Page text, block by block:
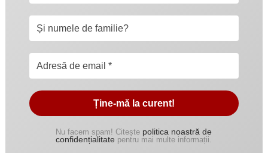
Nu facem spam! Citește politica noastră de
confidențialitate pentru mai multe informații.